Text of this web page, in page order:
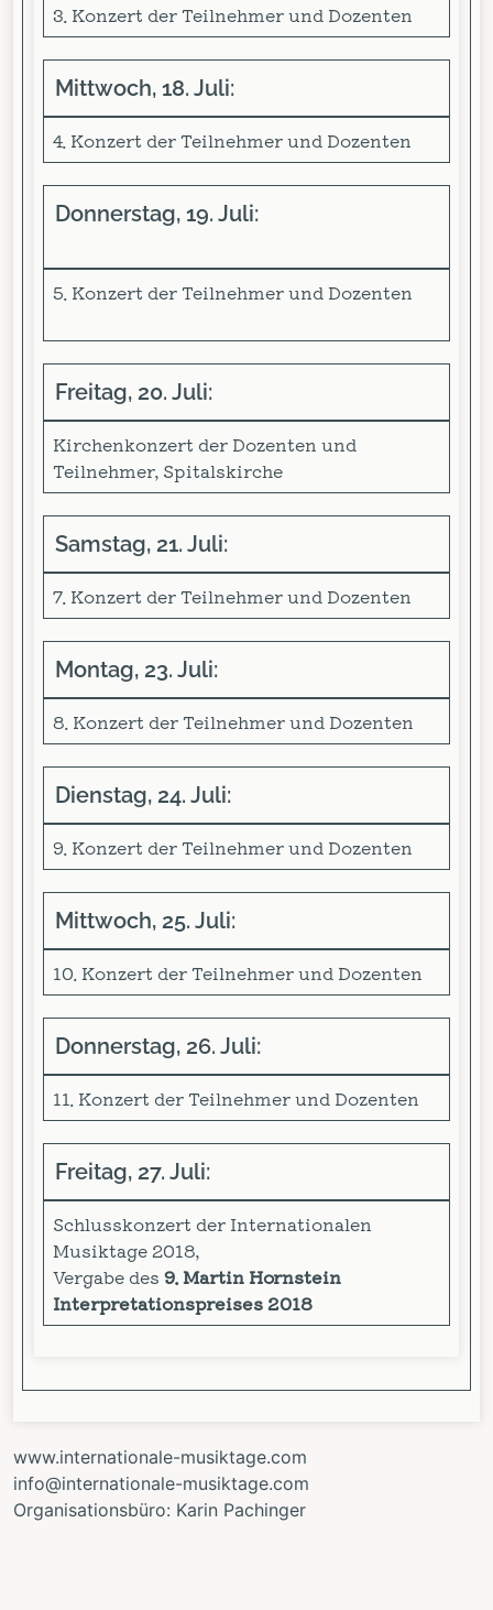
3. Konzert der Teilnehmer und Dozenten
Mittwoch, 18. Juli:
4. Konzert der Teilnehmer und Dozenten
Donnerstag, 19. Juli:
5. Konzert der Teilnehmer und Dozenten
Freitag, 20. Juli:
Kirchenkonzert der Dozenten und
Teilnehmer, Spitalskirche
Samstag, 21. Juli:
7. Konzert der Teilnehmer und Dozenten
Montag, 23. Juli:
8. Konzert der Teilnehmer und Dozenten
Dienstag, 24. Juli:
9. Konzert der Teilnehmer und Dozenten
Mittwoch, 25. Juli:
10. Konzert der Teilnehmer und Dozenten
Donnerstag, 26. Juli:
11. Konzert der Teilnehmer und Dozenten
Freitag, 27. Juli:
Schlusskonzert der Internationalen
Musiktage 2018,
Vergabe des 9. Martin Hornstein
Interpretationspreises 2018
www.internationale-musiktage.com
info@internationale-musiktage.com
Organisationsbüro: Karin Pachinger